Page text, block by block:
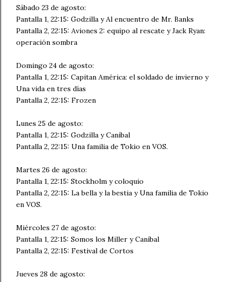
Sábado 23 de agosto:
Pantalla 1, 22:15: Godzilla y Al encuentro de Mr. Banks
Pantalla 2, 22:15: Aviones 2: equipo al rescate y Jack Ryan:
operación sombra
Domingo 24 de agosto:
Pantalla 1, 22:15: Capitan América: el soldado de invierno y
Una vida en tres días
Pantalla 2, 22:15: Frozen
Lunes 25 de agosto:
Pantalla 1, 22:15: Godzilla y Caníbal
Pantalla 2, 22:15: Una familia de Tokio en VOS.
Martes 26 de agosto:
Pantalla 1, 22:15: Stockholm y coloquio
Pantalla 2, 22:15: La bella y la bestia y Una familia de Tokio
en VOS.
Miércoles 27 de agosto:
Pantalla 1, 22:15: Somos los Miller y Caníbal
Pantalla 2, 22:15: Festival de Cortos
Jueves 28 de agosto: